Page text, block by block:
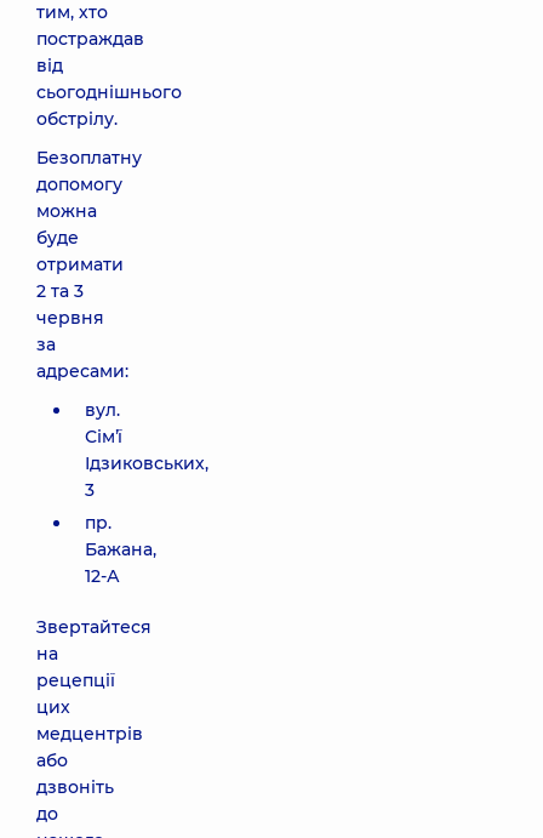
тим, хто
постраждав
від
сьогоднішнього
обстрілу.
Безоплатну
допомогу
можна
буде
отримати
2 та 3
червня
за
адресами:
вул.
Сімʼї
Ідзиковських,
3
пр.
Бажана,
12-А
Звертайтеся
на
рецепції
цих
медцентрів
або
дзвоніть
до